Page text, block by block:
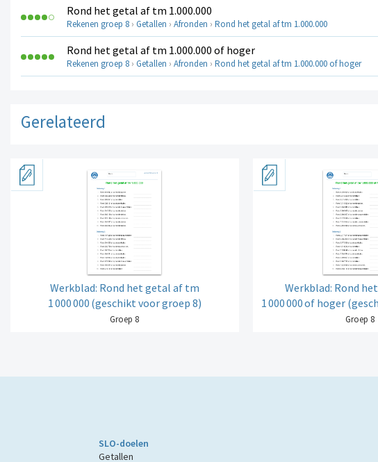
Rond het getal af tm 1.000.000
Rekenen groep 8 › Getallen › Afronden › Rond het getal af tm 1.000.000
Rond het getal af tm 1.000.000 of hoger
Rekenen groep 8 › Getallen › Afronden › Rond het getal af tm 1.000.000 of hoger
Gerelateerd
Werkblad: Rond het getal af tm
1 000000 (geschikt voor groep 8)
Groep 8
Werkblad: Rond
1 000000of hoger
Groep 8
SLO-doelen
Getallen